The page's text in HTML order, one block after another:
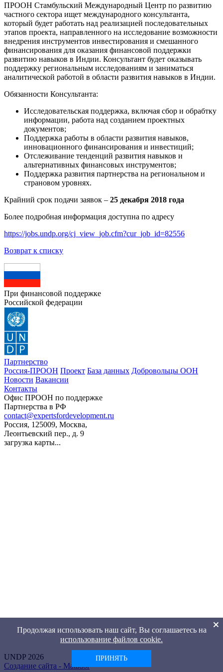
ПРООН Стамбульский Международный Центр по развитию
частного сектора ищет международного консультанта,
который будет работать над реализацией последовательных
этапов проекта, направленного на исследование возможности
внедрения инструментов инвестирования и смешанного
финансирования для оказания финансовой поддержки
развитию навыков в Индии. Консультант будет оказывать
поддержку региональным исследованиям и заниматься
аналитической работой в области развития навыков в Индии.
Обязанности Консультанта:
Исследовательская поддержка, включая сбор и обрабтку
информации, работа над созданием проектных
документов;
Поддержка работы в области развития навыков,
инновационного финансирования и инвестиций;
Отслеживание тенденций развития навыков и
альтернативных финансовых инструментов;
Поддержка развития партнерства на региональном и
страновом уровнях.
Крайний срок подачи заявок – 25 декабря 2018 года
Более подробная информация доступна по адресу
https://jobs.undp.org/cj_view_job.cfm?cur_job_id=82556
Возврат к списку
При финансовой поддержке
Российской федерации
Партнерство
Россия-ПРООН Проект База данных Добровольцы ООН
Новости Вакансии
Контакты
Офис ПРООН по поддержке
Партнерства в РФ
contact@expertsfordevelopment.ru
Россия, 125009, Москва,
Леонтьевский пер., д. 9
загрузка карты...
UNDP 2026
Создание сайта - Matador
Продолжая использовать наш сайт, Вы соглашаетесь на
использование файлов cookie.
ПРИНЯТЬ